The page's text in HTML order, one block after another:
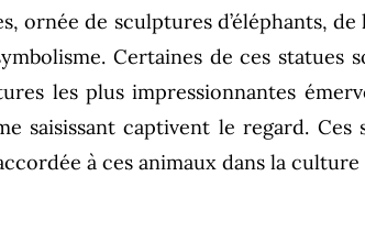
ornée de sculptures d’éléphants,
Certaines de ces statues
les plus impressionnantes
saisissant captivent le regard.
à ces animaux dans la